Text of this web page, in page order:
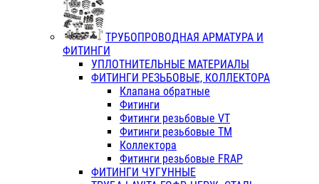
ТРУБОПРОВОДНАЯ АРМАТУРА И
ФИТИНГИ
УПЛОТНИТЕЛЬНЫЕ МАТЕРИАЛЫ
ФИТИНГИ РЕЗЬБОВЫЕ, КОЛЛЕКТОРА
Клапана обратные
Фитинги
Фитинги резьбовые VT
Фитинги резьбовые ТМ
Коллектора
Фитинги резьбовые FRAP
ФИТИНГИ ЧУГУННЫЕ